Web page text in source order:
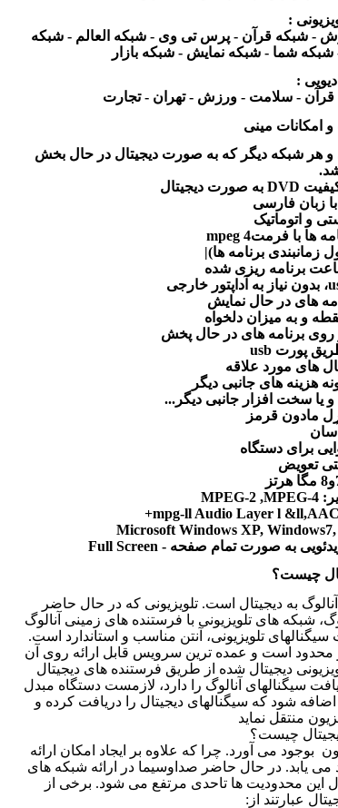
:
-شبکه قرآن - پرس تی وی -شبکه العالم-شبکه
شبکه شما - شبکه نمایش - شبکه بازار
:
قرآن - سلامت - ورزش - تهران - تجارت
امکانات مینی
ای ایران و 10 شبکه رادیویی و هر شبکه دیگر که به صورت دیجیتال در حال بخش
.
به صورت دیجیتال
زبان فارسی
و اتوماتیک
ها با فرمت4
mpeg
زمانبندی برنامه ها)|
برنامه ریزی شده
، بدون نیاز به آداپتور خارجی
های در حال نمایش
و به میزان دلخواه
روی برنامه های در حال پخش
پورت
های مورد علاقه
هزینه های جانبی دیگر
و یا سخت افزار جانبی دیگر...
مادون قرمز
برای دستگاه
تعویض
: MPEG-2 ,MPEG-4
ویدئویی به صورت تمام صفحه - Full Screen
چیست؟
به دیجیتال است. تلویزیونی که در حال حاضر
شبکه های تلویزیونی با فرستنده های زمینی آنالوگ
سیگنالهای تلویزیونی، آنتن مناسب و استاندارد است.
محدود است و عمده ترین سرویس قابل ارائه روی آن
دیجیتال شده از طریق فرستنده های دیجیتال
سیگنالهای آنالوگ را دارد، لازمست دستگاه مبدل
اضافه شود که سیگنالهای دیجیتال را دریافت کرده و
منتقل نماید
چیست؟
بوجود می آورد. چرا که علاوه بر ایجاد امکان ارائه
می یابد. در حال حاضر صداوسیما در ارائه شبکه های
این محدودیت ها تاحدی مرتفع می شود. برخی از
عبارتند از :